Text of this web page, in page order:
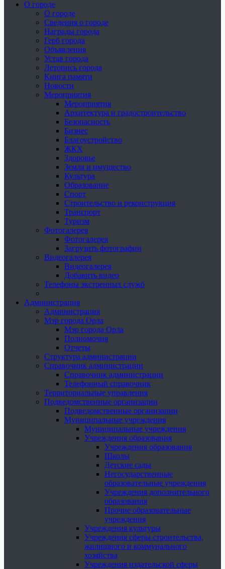
О городе
О городе
Сведения о городе
Награды города
Герб города
Объявления
Устав города
Летопись города
Книга памяти
Новости
Мероприятия
Мероприятия
Архитектура и градостроительство
Безопасность
Бизнес
Благоустройство
ЖКХ
Здоровье
Земля и имущество
Культура
Образование
Спорт
Строительство и реконструкция
Транспорт
Туризм
Фотогалерея
Фотогалерея
Загрузить фотографии
Видеогалерея
Видеогалерея
Добавить видео
Телефоны экстренных служб
Администрация
Администрация
Мэр города Орла
Мэр города Орла
Полномочия
Отчеты
Структура администрации
Справочник администрации
Справочник администрации
Телефонный справочник
Территориальные управления
Подведомственные организации
Подведомственные организации
Муниципальные учреждения
Муниципальные учреждения
Учреждения образования
Учреждения образования
Школы
Детские сады
Негосударственные
образовательные учреждения
Учреждения дополнительного
образования
Прочие образовательные
учреждения
Учреждения культуры
Учреждения сферы строительства,
жилищного и коммунального
хозяйства
Учреждения издательской сферы